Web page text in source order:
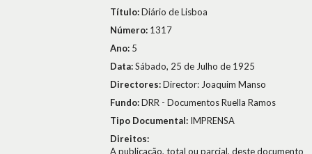
Título:Diário de Lisboa
Número: 1317
Ano: 5
Data:Sábado, 25 de Julho de 1925
Directores:Director: Joaquim Manso
Fundo:DRR - Documentos Ruella Ramos
Tipo Documental: IMPRENSA
Direitos:
A publicação, total ou parcial, deste documento